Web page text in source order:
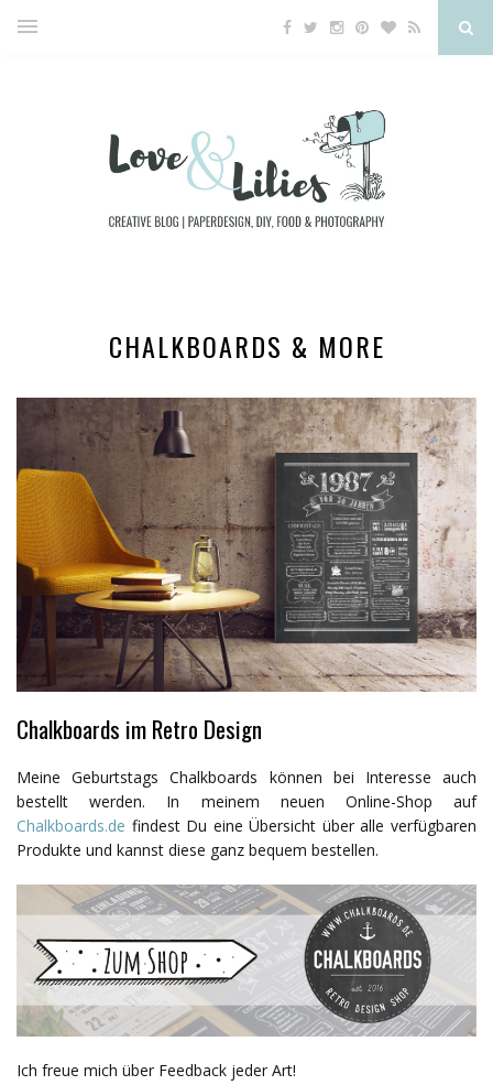
CHALKBOARDS & MORE
Chalkboards im Retro Design
Meine Geburtstags Chalkboards können bei Interesse auch
bestellt werden. In meinem neuen Online-Shop auf
Chalkboards.de findest Du eine Übersicht über alle verfügbaren
Produkte und kannst diese ganz bequem bestellen.
Ich freue mich über Feedback jeder Art!